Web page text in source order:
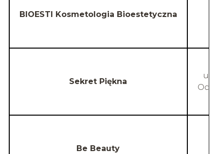
BIOESTI Kosmetologia Bioestetyczna
Sekret Piękna
ul.
Be Beauty